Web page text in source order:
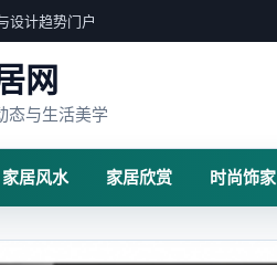
设计趋势门户
网
态与生活美学
家居风水 家居欣赏 时尚饰家